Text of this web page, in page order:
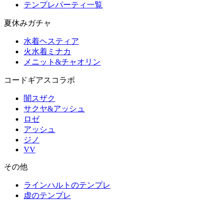
テンプレパーティ一覧
夏休みガチャ
水着ヘスティア
火水着ミナカ
メニット&チャオリン
コードギアスコラボ
闇スザク
サクヤ&アッシュ
ロゼ
アッシュ
ジノ
VV
その他
ラインハルトのテンプレ
虚のテンプレ